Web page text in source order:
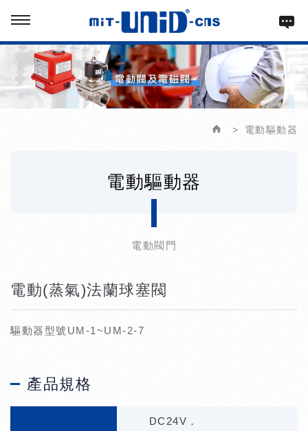
電動驅動器
電動驅動器
電動閥門
電動(蒸氣)法蘭球塞閥
驅動器型號UM-1~UM-2-7
產品規格
DC24V．